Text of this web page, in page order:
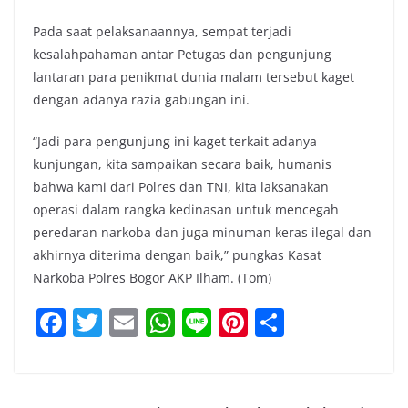
Pada saat pelaksanaannya, sempat terjadi
kesalahpahaman antar Petugas dan pengunjung
lantaran para penikmat dunia malam tersebut kaget
dengan adanya razia gabungan ini.
“Jadi para pengunjung ini kaget terkait adanya
kunjungan, kita sampaikan secara baik, humanis
bahwa kami dari Polres dan TNI, kita laksanakan
operasi dalam rangka kedinasan untuk mencegah
peredaran narkoba dan juga minuman keras ilegal dan
akhirnya diterima dengan baik,” pungkas Kasat
Narkoba Polres Bogor AKP Ilham. (Tom)
F T E W Li Pi